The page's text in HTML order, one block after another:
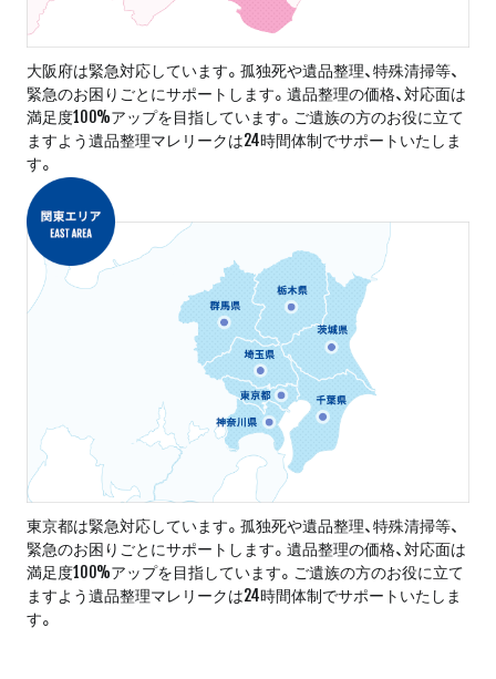
大阪府は緊急対応しています。孤独死や遺品整理、特殊清掃等、
緊急のお困りごとにサポートします。遺品整理の価格、対応面は
満足度100%アップを目指しています。ご遺族の方のお役に立て
ますよう遺品整理マレリークは24時間体制でサポートいたしま
す。
東京都は緊急対応しています。孤独死や遺品整理、特殊清掃等、
緊急のお困りごとにサポートします。遺品整理の価格、対応面は
満足度100%アップを目指しています。ご遺族の方のお役に立て
ますよう遺品整理マレリークは24時間体制でサポートいたしま
す。